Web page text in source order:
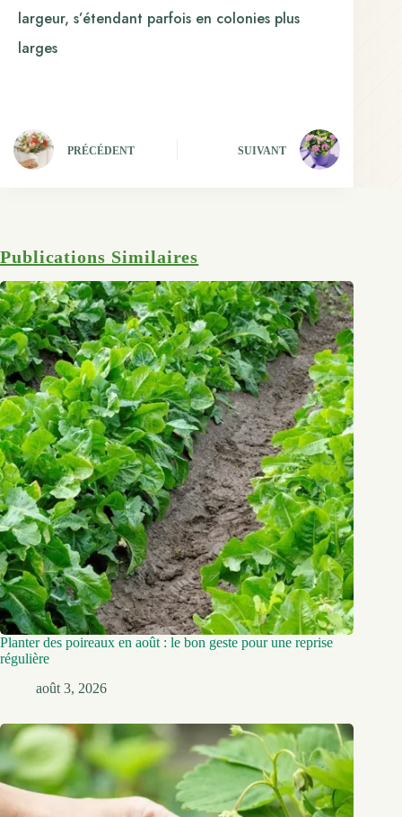
largeur, s’étendant parfois en colonies plus
larges
PRÉCÉDENT SUIVANT
Publications Similaires
Planter des poireaux en août : le bon geste pour une reprise
régulière
août 3, 2026